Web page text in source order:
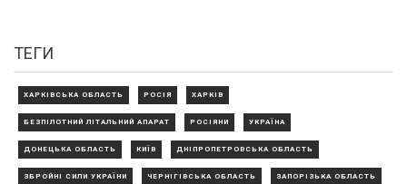
ТЕГИ
ХАРКІВСЬКА ОБЛАСТЬ РОСІЯ ХАРКІВ
БЕЗПІЛОТНИЙ ЛІТАЛЬНИЙ АПАРАТ РОСІЯНИ УКРАЇНА
ДОНЕЦЬКА ОБЛАСТЬ КИЇВ ДНІПРОПЕТРОВСЬКА ОБЛАСТЬ
ЗБРОЙНІ СИЛИ УКРАЇНИ ЧЕРНІГІВСЬКА ОБЛАСТЬ ЗАПОРІЗЬКА ОБЛАСТЬ